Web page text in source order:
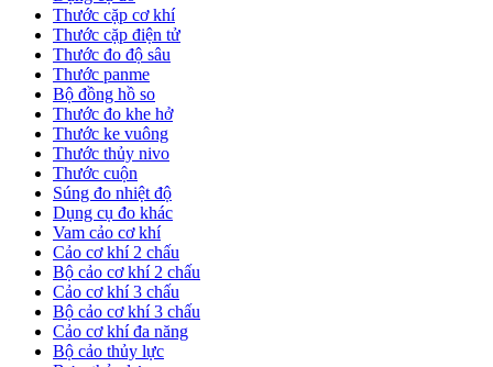
Thước cặp cơ khí
Thước cặp điện tử
Thước đo độ sâu
Thước panme
Bộ đồng hồ so
Thước đo khe hở
Thước ke vuông
Thước thủy nivo
Thước cuộn
Súng đo nhiệt độ
Dụng cụ đo khác
Vam cảo cơ khí
Cảo cơ khí 2 chấu
Bộ cảo cơ khí 2 chấu
Cảo cơ khí 3 chấu
Bộ cảo cơ khí 3 chấu
Cảo cơ khí đa năng
Bộ cảo thủy lực